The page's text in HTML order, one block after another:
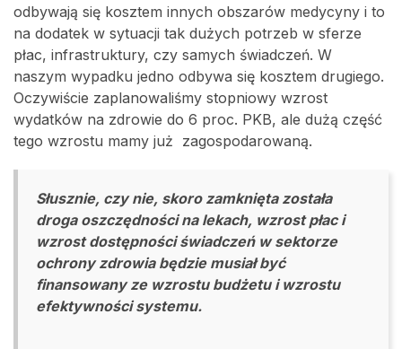
odbywają się kosztem innych obszarów medycyny i to
na dodatek w sytuacji tak dużych potrzeb w sferze
płac, infrastruktury, czy samych świadczeń. W
naszym wypadku jedno odbywa się kosztem drugiego.
Oczywiście zaplanowaliśmy stopniowy wzrost
wydatków na zdrowie do 6 proc. PKB, ale dużą część
tego wzrostu mamy już zagospodarowaną.
Słusznie, czy nie, skoro zamknięta została
droga oszczędności na lekach, wzrost płac i
wzrost dostępności świadczeń w sektorze
ochrony zdrowia będzie musiał być
finansowany ze wzrostu budżetu i wzrostu
efektywności systemu.